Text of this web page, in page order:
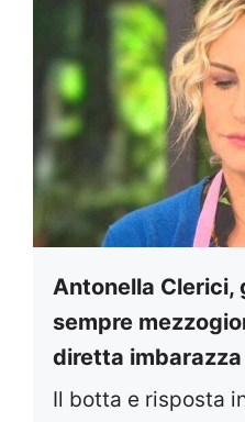
Antonella Clerici,
sempre
diretta
Il botta e risposta